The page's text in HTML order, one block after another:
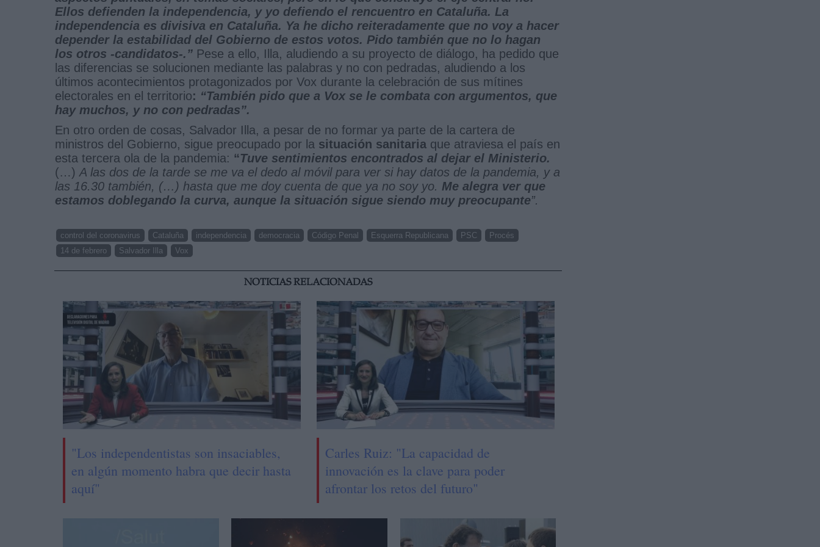
Ellos defienden la independencia, y yo defiendo el rencuentro en Cataluña. La
independencia es divisiva en Cataluña. Ya he dicho reiteradamente que no voy a hacer
depender la estabilidad del Gobierno de estos votos. Pido también que no lo hagan
los otros -candidatos-.” Pese a ello, Illa, aludiendo a su proyecto de diálogo, ha pedido que
las diferencias se solucionen mediante las palabras y no con pedradas, aludiendo a los
últimos acontecimientos protagonizados por Vox durante la celebración de sus mítines
electorales en el territorio: “También pido que a Vox se le combata con argumentos, que
hay muchos, y no con pedradas”.
En otro orden de cosas, Salvador Illa, a pesar de no formar ya parte de la cartera de
ministros del Gobierno, sigue preocupado por la situación sanitaria que atraviesa el país en
esta tercera ola de la pandemia: “Tuve sentimientos encontrados al dejar el Ministerio.
(…) A las dos de la tarde se me va el dedo al móvil para ver si hay datos de la pandemia, y a
las 16.30 también, (…) hasta que me doy cuenta de que ya no soy yo. Me alegra ver que
estamos doblegando la curva, aunque la situación sigue siendo muy preocupante”.
control del coronavirus Cataluña independencia democracia Código Penal Esquerra Republicana PSC
Procés
14 de febrero
Salvador Illa Vox
NOTICIAS RELACIONADAS
"Los independentistas son insaciables,
en algún momento habra que decir hasta
aquí"
Carles Ruiz: "La capacidad de
innovación es la clave para poder
afrontar los retos del futuro"